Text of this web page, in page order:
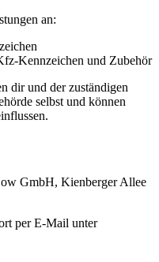
an:
Kennzeichen und Zubehör
dir und der zuständigen
selbst und können
GmbH, Kienberger Allee
per E-Mail unter